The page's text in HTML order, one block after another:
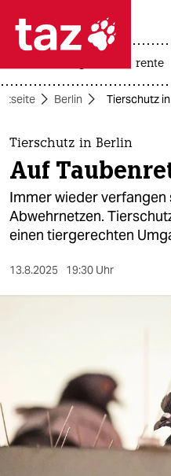
 taz
taz zahl
themen
politik
öko
gesellschaft
wahrheit
rente
Berlin Tierschutz
Tierschutz in Berlin
Auf
Immer wieder verfangen
Abwehrnetzen.
einen tiergerechten
13.8.2025 19:30 Uhr